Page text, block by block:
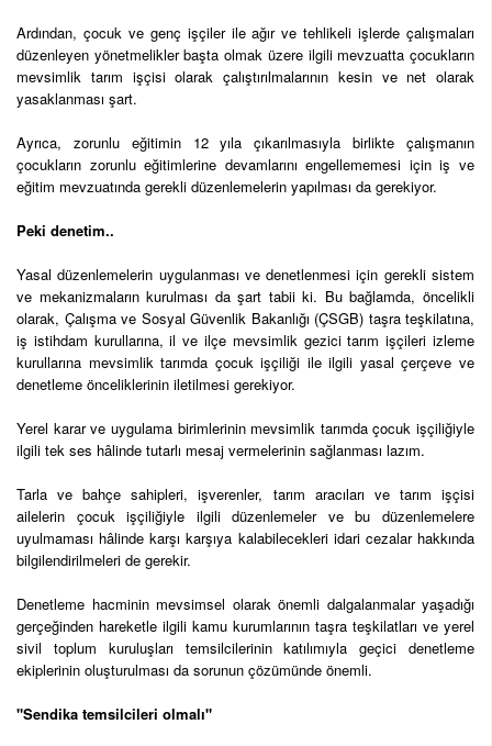
Ardından, çocuk ve genç işçiler ile ağır ve tehlikeli işlerde çalışmaları
düzenleyen yönetmelikler başta olmak üzere ilgili mevzuatta çocukların
mevsimlik tarım işçisi olarak çalıştırılmalarının kesin ve net olarak
yasaklanması şart.
Ayrıca, zorunlu eğitimin 12 yıla çıkarılmasıyla birlikte çalışmanın
çocukların zorunlu eğitimlerine devamlarını engellememesi için iş ve
eğitim mevzuatında gerekli düzenlemelerin yapılması da gerekiyor.
Peki denetim..
Yasal düzenlemelerin uygulanması ve denetlenmesi için gerekli sistem
ve mekanizmaların kurulması da şart tabii ki. Bu bağlamda, öncelikli
olarak, Çalışma ve Sosyal Güvenlik Bakanlığı (ÇSGB) taşra teşkilatına,
iş istihdam kurullarına, il ve ilçe mevsimlik gezici tarım işçileri izleme
kurullarına mevsimlik tarımda çocuk işçiliği ile ilgili yasal çerçeve ve
denetleme önceliklerinin iletilmesi gerekiyor.
Yerel karar ve uygulama birimlerinin mevsimlik tarımda çocuk işçiliğiyle
ilgili tek ses hâlinde tutarlı mesaj vermelerinin sağlanması lazım.
Tarla ve bahçe sahipleri, işverenler, tarım aracıları ve tarım işçisi
ailelerin çocuk işçiliğiyle ilgili düzenlemeler ve bu düzenlemelere
uyulmaması hâlinde karşı karşıya kalabilecekleri idari cezalar hakkında
bilgilendirilmeleri de gerekir.
Denetleme hacminin mevsimsel olarak önemli dalgalanmalar yaşadığı
gerçeğinden hareketle ilgili kamu kurumlarının taşra teşkilatları ve yerel
sivil toplum kuruluşları temsilcilerinin katılımıyla geçici denetleme
ekiplerinin oluşturulması da sorunun çözümünde önemli.
"Sendika temsilcileri olmalı"